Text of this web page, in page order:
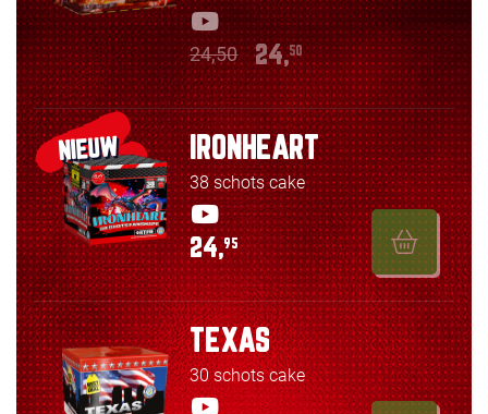
24,50 24,50
NIEUW IRONHEART
38 schots cake
24,95
TEXAS
30 schots cake